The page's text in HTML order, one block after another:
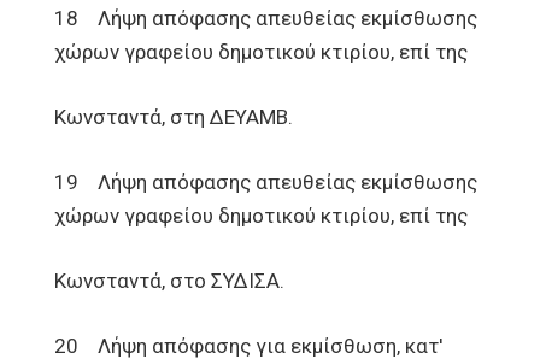
18 Λήψη απόφασης απευθείας εκμίσθωσης
χώρων γραφείου δημοτικού κτιρίου, επί της
Κωνσταντά, στη ΔΕΥΑΜΒ.
19 Λήψη απόφασης απευθείας εκμίσθωσης
χώρων γραφείου δημοτικού κτιρίου, επί της
Κωνσταντά, στο ΣΥΔΙΣΑ.
20 Λήψη απόφασης για εκμίσθωση, κατ'